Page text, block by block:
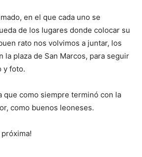
en el que cada uno se
de los lugares donde colocar su
rato nos volvimos a juntar, los
la plaza de San Marcos, para seguir
y foto.
que como siempre terminó con la
como buenos leoneses.